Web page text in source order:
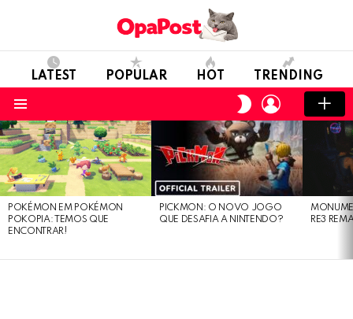
LATEST POPULAR HOT TRENDING
SWITCH
SKIN
LOGIN
LATEST
STORIES
POKÉMON EM POKÉMON
POKOPIA: TEMOS QUE
ENCONTRAR!
PICKMON: O NOVO JOGO
QUE DESAFIA A NINTENDO?
RE3